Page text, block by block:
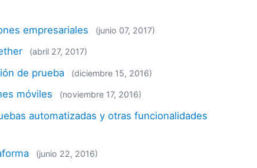
empresariales (junio 07, 2017)
(abril 27, 2017)
de prueba (diciembre 15, 2016)
móviles (noviembre 17, 2016)
automatizadas y otras funcionalidades
(junio 22, 2016)